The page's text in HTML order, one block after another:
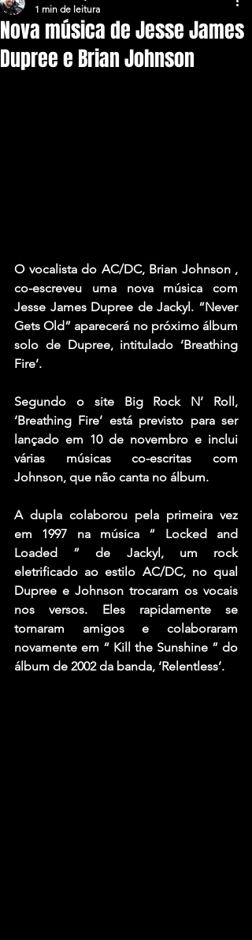
Nova música de Jesse James
Dupree e Brian Johnson
1 min de leitura
O vocalista do AC/DC, Brian Johnson ,
co-escreveu uma nova música com
Jesse James Dupree de Jackyl. “Never
Gets Old” aparecerá no próximo álbum
solo de Dupree, intitulado ‘Breathing
Fire’.
Segundo o site Big Rock N’ Roll,
‘Breathing Fire’ está previsto para ser
lançado em 10 de novembro e inclui
várias músicas co-escritas com
Johnson, que não canta no álbum.
A dupla colaborou pela primeira vez
em 1997 na música “ Locked and
Loaded ” de Jackyl, um rock
eletrificado ao estilo AC/DC, no qual
Dupree e Johnson trocaram os vocais
nos versos. Eles rapidamente se
tornaram amigos e colaboraram
novamente em “ Kill the Sunshine ” do
álbum de 2002 da banda, ‘Relentless’.